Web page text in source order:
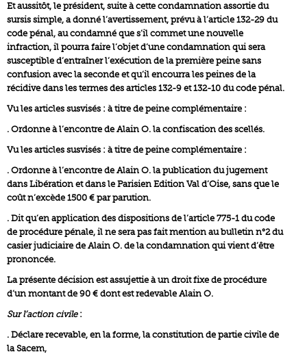
Et aussitôt, le président, suite à cette condamnation assortie du
sursis simple, a donné l’avertissement, prévu à l’article 132-29 du
code pénal, au condamné que s’il commet une nouvelle
infraction, il pourra faire l’objet d’une condamnation qui sera
susceptible d’entraîner l’exécution de la première peine sans
confusion avec la seconde et qu’il encourra les peines de la
récidive dans les termes des articles 132-9 et 132-10 du code pénal.
Vu les articles susvisés : à titre de peine complémentaire :
. Ordonne à l’encontre de Alain O. la confiscation des scellés.
Vu les articles susvisés : à titre de peine complémentaire :
. Ordonne à l’encontre de Alain O. la publication du jugement
dans Libération et dans le Parisien Edition Val d’Oise, sans que le
coût n’excède 1500 € par parution.
. Dit qu’en application des dispositions de l’article 775-1 du code
de procédure pénale, il ne sera pas fait mention au bulletin n°2 du
casier judiciaire de Alain O. de la condamnation qui vient d’être
prononcée.
La présente décision est assujettie à un droit fixe de procédure
d’un montant de 90 € dont est redevable Alain O.
Sur l’action civile:
. Déclare recevable, en la forme, la constitution de partie civile de
la Sacem,